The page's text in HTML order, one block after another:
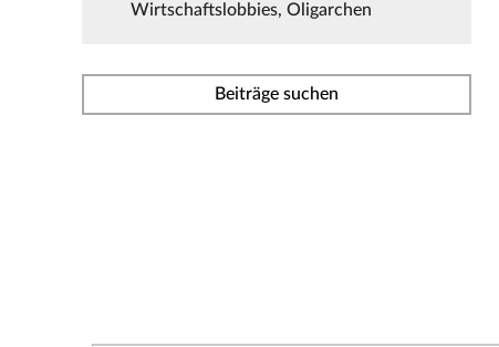
Wirtschaftslobbies, Oligarchen
Beiträge suchen